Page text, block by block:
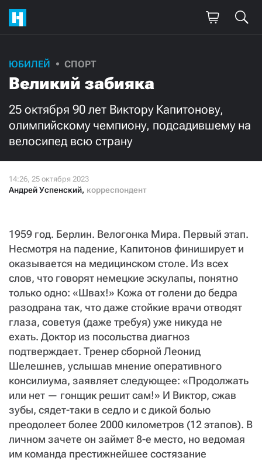
ЮБИЛЕЙ СПОРТ
Великий забияка
25 октября 90 лет Виктору Капитонову,
олимпийскому чемпиону, подсадившему на
велосипед всю страну
Андрей Успенский, корреспондент
1959 год. Берлин. Велогонка Мира. Первый этап.
Несмотря на падение, Капитонов финиширует и
оказывается на медицинском столе. Из всех
слов, что говорят немецкие эскулапы, понятно
только одно: «Швах!» Кожа от голени до бедра
разодрана так, что даже стойкие врачи отводят
глаза, советуя (даже требуя) уже никуда не
ехать. Доктор из посольства диагноз
подтверждает. Тренер сборной Леонид
Шелешнев, услышав мнение оперативного
консилиума, заявляет следующее: «Продолжать
или нет — гонщик решит сам!» И Виктор, сжав
зубы, сядет-таки в седло и с дикой болью
преодолеет более 2000 километров (12 этапов). В
личном зачете он займет 8-е место, но ведомая
им команда престижнейшее состязание
Поддержите
нашу работу!
Ежемесячно Разово
3000
Нажимая кнопку «Стать соучастником»,
я принимаю условия и подтверждаю свое гражданство РФ
СТАТЬ СОУЧАСТНИКОМ
ПОДЕЛИТЬСЯ С ДРУЗЬЯМИ
donate@novayagazeta.ru
или
звоните:
+7 (929) 612-03-68